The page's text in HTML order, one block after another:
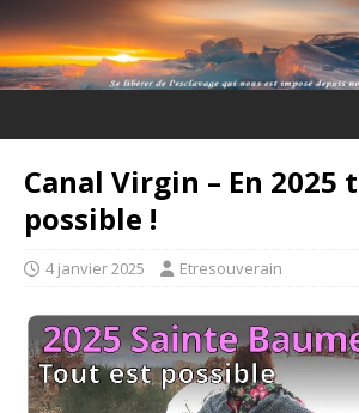
Canal Virgin – En 2025
possible !
4 janvier 2025 Etresouverain